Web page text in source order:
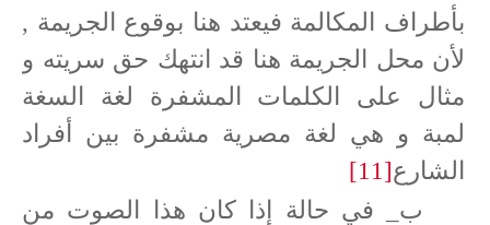
بأطراف المكالمة فيعتد هنا بوقوع الجريمة ,
لأن محل الجريمة هنا قد انتهك حق سريته و
مثال على الكلمات المشفرة لغة السغة
لمبة و هي لغة مصرية مشفرة بين أفراد
الشارع[11]
ب_ في حالة إذا كان هذا الصوت من